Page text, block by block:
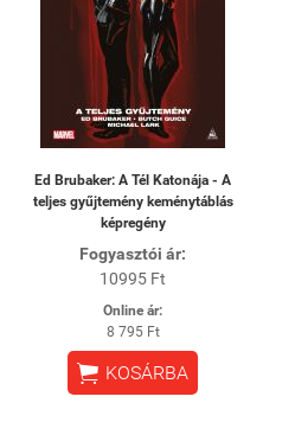
Ed Brubaker: A Tél Katonája - A
teljes gyűjtemény keménytáblás
képregény
Fogyasztói ár:
10995 Ft
Online ár:
8 795 Ft
 KOSÁRBA